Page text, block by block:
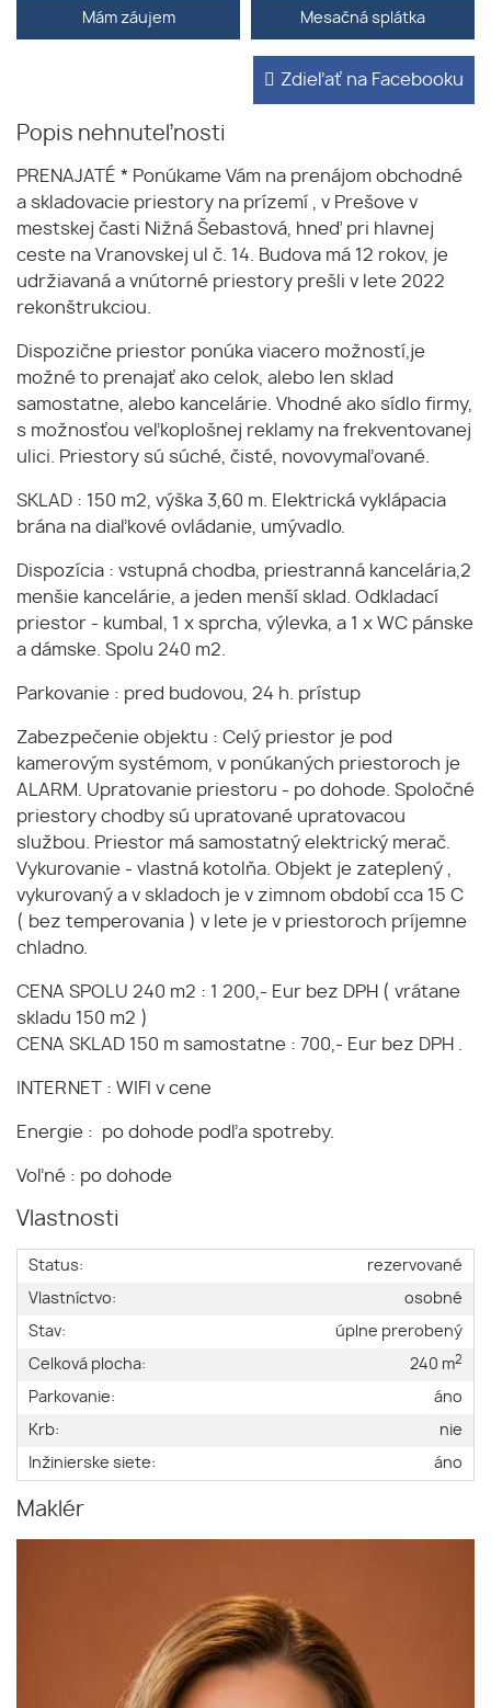
Mám záujem Mesačná splátka
Popis nehnuteľnosti
Zdieľať na Facebooku
PRENAJATÉ * Ponúkame Vám na prenájom obchodné
a skladovacie priestory na prízemí , v Prešove v
mestskej časti Nižná Šebastová, hneď pri hlavnej
ceste na Vranovskej ul č. 14. Budova má 12 rokov, je
udržiavaná a vnútorné priestory prešli v lete 2022
rekonštrukciou.
Dispozične priestor ponúka viacero možností,je
možné to prenajať ako celok, alebo len sklad
samostatne, alebo kancelárie. Vhodné ako sídlo firmy,
s možnosťou veľkoplošnej reklamy na frekventovanej
ulici. Priestory sú súché, čisté, novovymaľované.
SKLAD : 150 m2, výška 3,60 m. Elektrická vyklápacia
brána na diaľkové ovládanie, umývadlo.
Dispozícia : vstupná chodba, priestranná kancelária,2
menšie kancelárie, a jeden menší sklad. Odkladací
priestor - kumbal, 1 x sprcha, výlevka, a 1 x WC pánske
a dámske. Spolu 240 m2.
Parkovanie : pred budovou, 24 h. prístup
Zabezpečenie objektu : Celý priestor je pod
kamerovým systémom, v ponúkaných priestoroch je
ALARM. Upratovanie priestoru - po dohode. Spoločné
priestory chodby sú upratované upratovacou
službou. Priestor má samostatný elektrický merač.
Vykurovanie - vlastná kotolňa. Objekt je zateplený ,
vykurovaný a v skladoch je v zimnom období cca 15 C
( bez temperovania ) v lete je v priestoroch príjemne
chladno.
CENA SPOLU 240 m2 : 1 200,- Eur bez DPH ( vrátane
skladu 150 m2 )
CENA SKLAD 150 m samostatne : 700,- Eur bez DPH .
INTERNET : WIFI v cene
Energie : po dohode podľa spotreby.
Voľné : po dohode
Vlastnosti
Status:
rezervované
Vlastníctvo:
osobné
Stav:
úplne prerobený
Celková plocha:
240 m2
Parkovanie:
áno
Krb:
nie
Inžinierske siete:
áno
Maklér